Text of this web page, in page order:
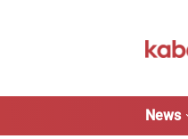
News